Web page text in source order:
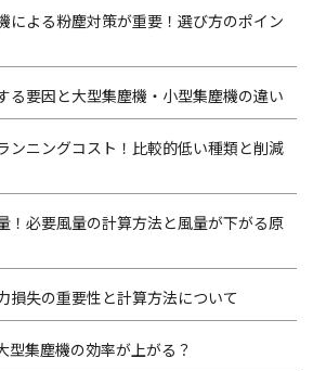
による粉塵対策が重要！選び方のポイン
る要因と大型集塵機・小型集塵機の違い
ンニングコスト！比較的低い種類と削減
！必要風量の計算方法と風量が下がる原
損失の重要性と計算方法について
型集塵機の効率が上がる？